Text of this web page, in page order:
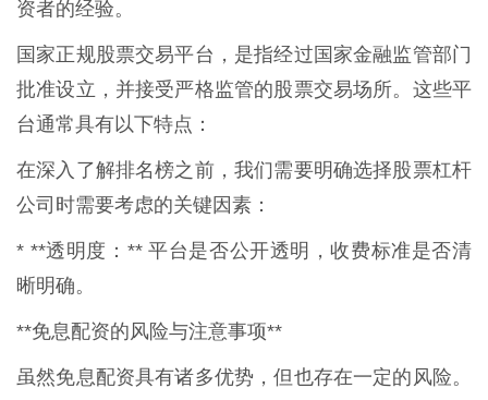
资者的经验。
国家正规股票交易平台，是指经过国家金融监管部门
批准设立，并接受严格监管的股票交易场所。这些平
台通常具有以下特点：
在深入了解排名榜之前，我们需要明确选择股票杠杆
公司时需要考虑的关键因素：
* **透明度：** 平台是否公开透明，收费标准是否清
晰明确。
**免息配资的风险与注意事项**
虽然免息配资具有诸多优势，但也存在一定的风险。